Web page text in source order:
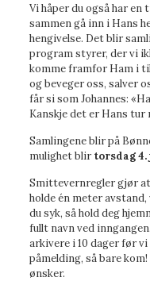
Vi håper du også har en
sammen gå inn i Hans
hengivelse. Det blir
program styrer, der vi
komme framfor Ham i
og beveger oss, salver
får si som Johannes:
Kanskje det er Hans tur
Samlingene blir på
mulighet blir torsdag 4.
Smittevernregler gjør
holde én meter
du syk, så hold deg
fullt navn ved
arkivere i 10 dager før
påmelding, så bare
ønsker.